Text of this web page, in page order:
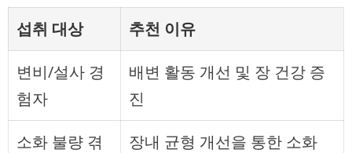
섭취 대상 추천 이유
변비/설사 경
험자
배변 활동 개선 및 장 건강 증
진
소화 불량 겪
장내 균형 개선을 통한 소화